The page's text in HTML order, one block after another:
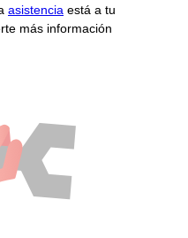
asistencia está a tu
más información